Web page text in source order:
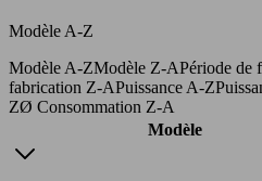
Modèle A-Z
Modèle A-ZModèle Z-APériode de
fabrication Z-APuissance A-Z
ZØ Consommation Z-A
Modèle